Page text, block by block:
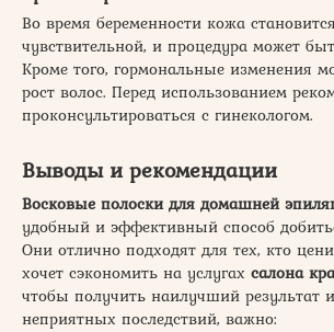
Во время беременности кожа
чувствительной, и процедура может
Кроме того, гормональные изменения
рост волос. Перед использованием
проконсультироваться с гинекологом.
Выводы и рекомендации
Восковые полоски для домашней
удобный и эффективный способ
Они отлично подходят для тех, кто
хочет сэкономить на услугах салона
чтобы получить наилучший результат
неприятных последствий, важно: